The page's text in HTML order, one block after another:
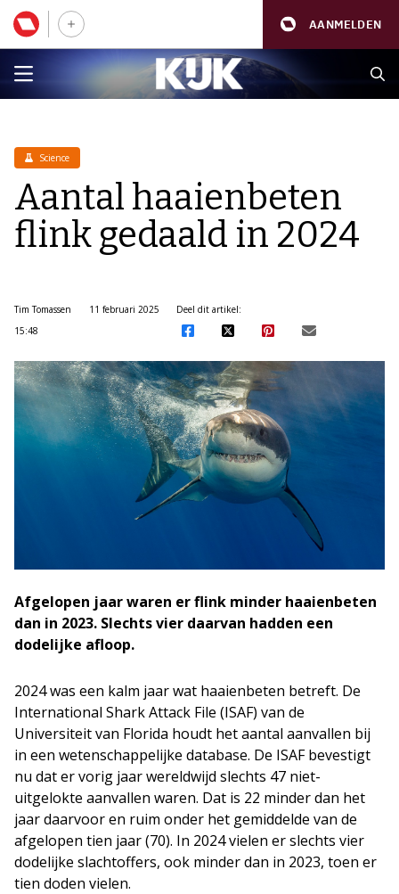
AANMELDEN
Science
Aantal haaienbeten
flink gedaald in 2024
Tim Tomassen
11 februari 2025
15:48
Deel dit artikel:
Afgelopen jaar waren er flink minder haaienbeten
dan in 2023. Slechts vier daarvan hadden een
dodelijke afloop.
2024 was een kalm jaar wat haaienbeten betreft. De
International Shark Attack File (ISAF) van de
Universiteit van Florida houdt het aantal aanvallen bij
in een wetenschappelijke database. De ISAF bevestigt
nu dat er vorig jaar wereldwijd slechts 47 niet-
uitgelokte aanvallen waren. Dat is 22 minder dan het
jaar daarvoor en ruim onder het gemiddelde van de
afgelopen tien jaar (70). In 2024 vielen er slechts vier
dodelijke slachtoffers, ook minder dan in 2023, toen er
tien doden vielen.